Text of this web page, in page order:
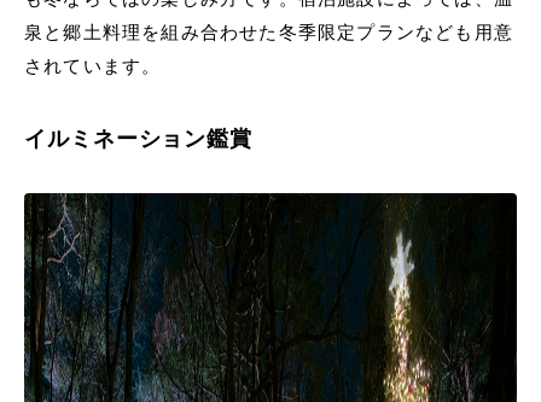
泉と郷土料理を組み合わせた冬季限定プランなども用意
されています。
イルミネーション鑑賞